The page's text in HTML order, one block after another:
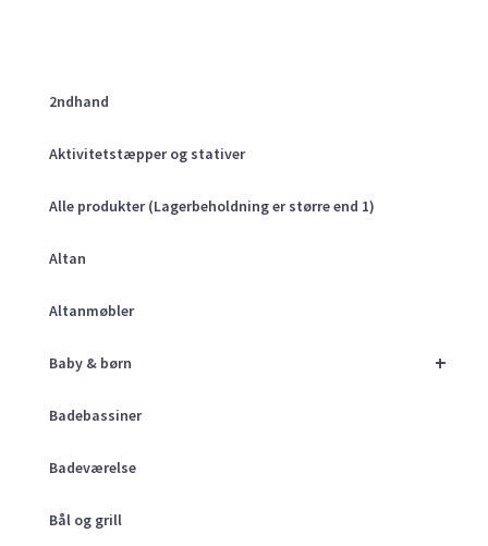
2ndhand
Aktivitetstæpper og stativer
Alle produkter (Lagerbeholdning er større end 1)
Altan
Altanmøbler
+
Baby & børn
Badebassiner
Badeværelse
Bål og grill